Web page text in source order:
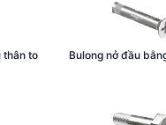
thân to
Bulong nở đầu